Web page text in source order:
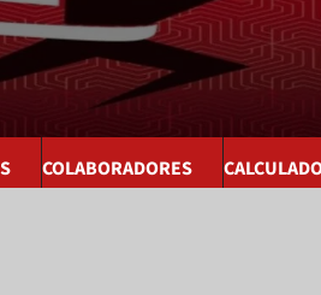
COLABORADORES